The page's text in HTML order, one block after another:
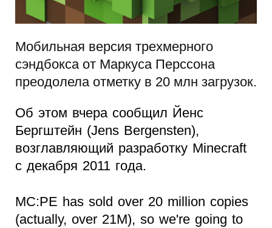
Мобильная версия трехмерного
сэндбокса от Маркуса Перссона
преодолела отметку в 20 млн загрузок.
Об этом вчера сообщил Йенс
Бергштейн (Jens Bergensten),
возглавляющий разработку Minecraft
с декабря 2011 года.
MC:PE has sold over 20 million copies
(actually, over 21M), so we're going to